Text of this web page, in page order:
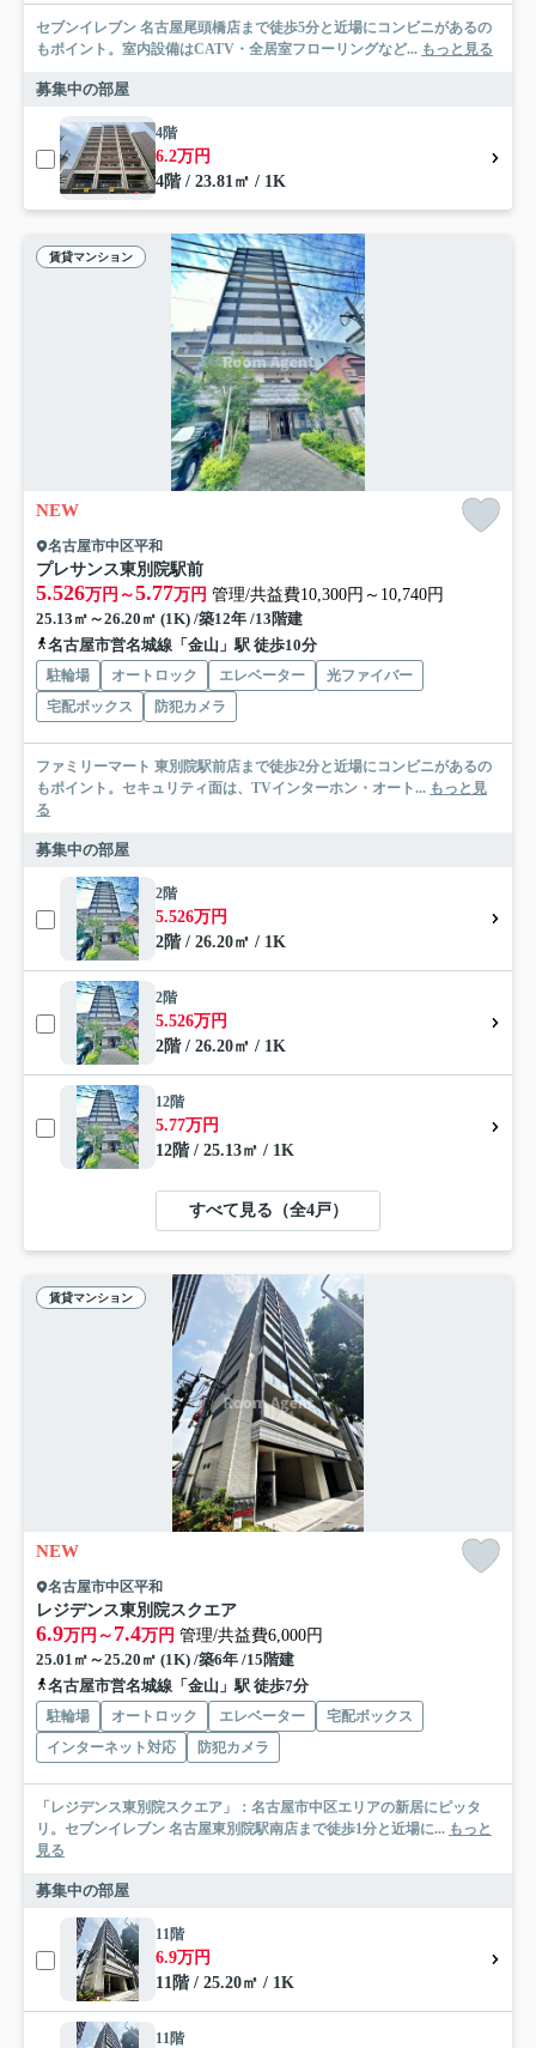
セブンイレブン 名古屋尾頭橋店まで徒歩5分と近場にコンビニがあるの
もポイント。室内設備はCATV・全居室フローリングなど... もっと見る
募集中の部屋
4階
6.2万円
4階 / 23.81㎡ / 1K
賃貸マンション
NEW
名古屋市中区平和
プレサンス東別院駅前
5.526万円～5.77万円 管理/共益費10,300円～10,740円
25.13㎡～26.20㎡ (1K) /築12年 /13階建
名古屋市営名城線「金山」駅 徒歩10分
駐輪場 オートロック エレベーター
光ファイバー
宅配ボックス
防犯カメラ
ファミリーマート 東別院駅前店まで徒歩2分と近場にコンビニがあるの
もポイント。セキュリティ面は、TVインターホン・オート... もっと見
る
募集中の部屋
2階
5.526万円
2階 / 26.20㎡ / 1K
2階
5.526万円
2階 / 26.20㎡ / 1K
12階
5.77万円
12階 / 25.13㎡ / 1K
すべて見る（全4戸）
賃貸マンション
NEW
名古屋市中区平和
レジデンス東別院スクエア
6.9万円～ 7.4万円 管理/共益費6,000円
25.01㎡～25.20㎡ (1K) /築6年 /15階建
名古屋市営名城線「金山」駅 徒歩7分
駐輪場 オートロック エレベーター
宅配ボックス
インターネット対応
防犯カメラ
「レジデンス東別院スクエア」：名古屋市中区エリアの新居にピッタ
リ。セブンイレブン 名古屋東別院駅南店まで徒歩1分と近場に... もっと
見る
募集中の部屋
11階
6.9万円
11階 / 25.20㎡ / 1K
11階